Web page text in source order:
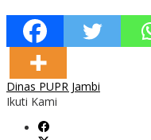
Dinas PUPR Jambi
Ikuti Kami